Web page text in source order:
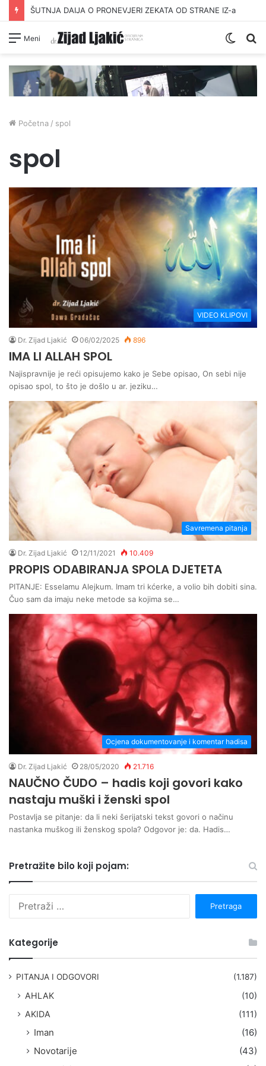
ŠUTNJA DAIJA O PRONEVJERI ZEKATA OD STRANE IZ-a
Meni
Switch
Početna / spol
spol
VIDEO KLIPOVI
Dr. Zijad Ljakić 06/02/2025 896
IMA LI ALLAH SPOL
Najispravnije je reći opisujemo kako je Sebe opisao, On sebi nije
opisao spol, to što je došlo u ar. jeziku…
Savremena pitanja
Dr. Zijad Ljakić 12/11/2021 10.409
PROPIS ODABIRANJA SPOLA DJETETA
PITANJE: Esselamu Alejkum. Imam tri kćerke, a volio bih dobiti sina.
Čuo sam da imaju neke metode sa kojima se…
Ocjena dokumentovanje i komentar hadisa
Dr. Zijad Ljakić 28/05/2020 21.716
NAUČNO ČUDO – hadis koji govori kako
nastaju muški i ženski spol
Postavlja se pitanje: da li neki šerijatski tekst govori o načinu
nastanka muškog ili ženskog spola? Odgovor je: da. Hadis…
Pretražite bilo koji pojam:
Kategorije
PITANJA I ODGOVORI (1.187)
AHLAK
(10)
AKIDA
(111)
Iman
(16)
Novotarije
(43)